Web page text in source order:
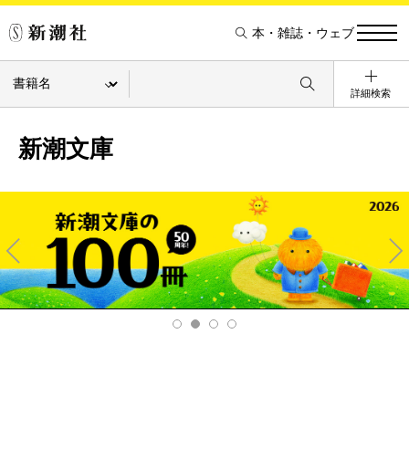
本・雑誌・ウェブ
詳細検索
新潮文庫
Pre
v
Ne
xt